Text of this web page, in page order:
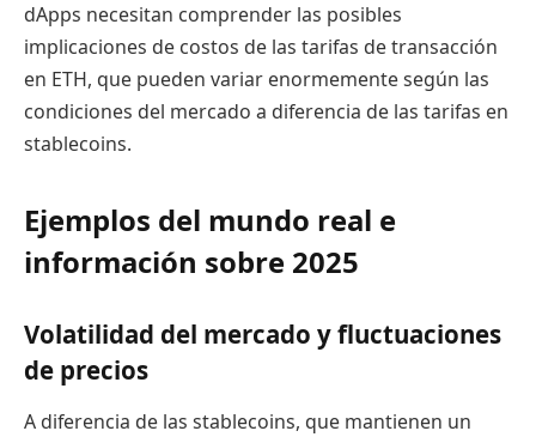
dApps necesitan comprender las posibles
implicaciones de costos de las tarifas de transacción
en ETH, que pueden variar enormemente según las
condiciones del mercado a diferencia de las tarifas en
stablecoins.
Ejemplos del mundo real e
información sobre 2025
Volatilidad del mercado y fluctuaciones
de precios
A diferencia de las stablecoins, que mantienen un